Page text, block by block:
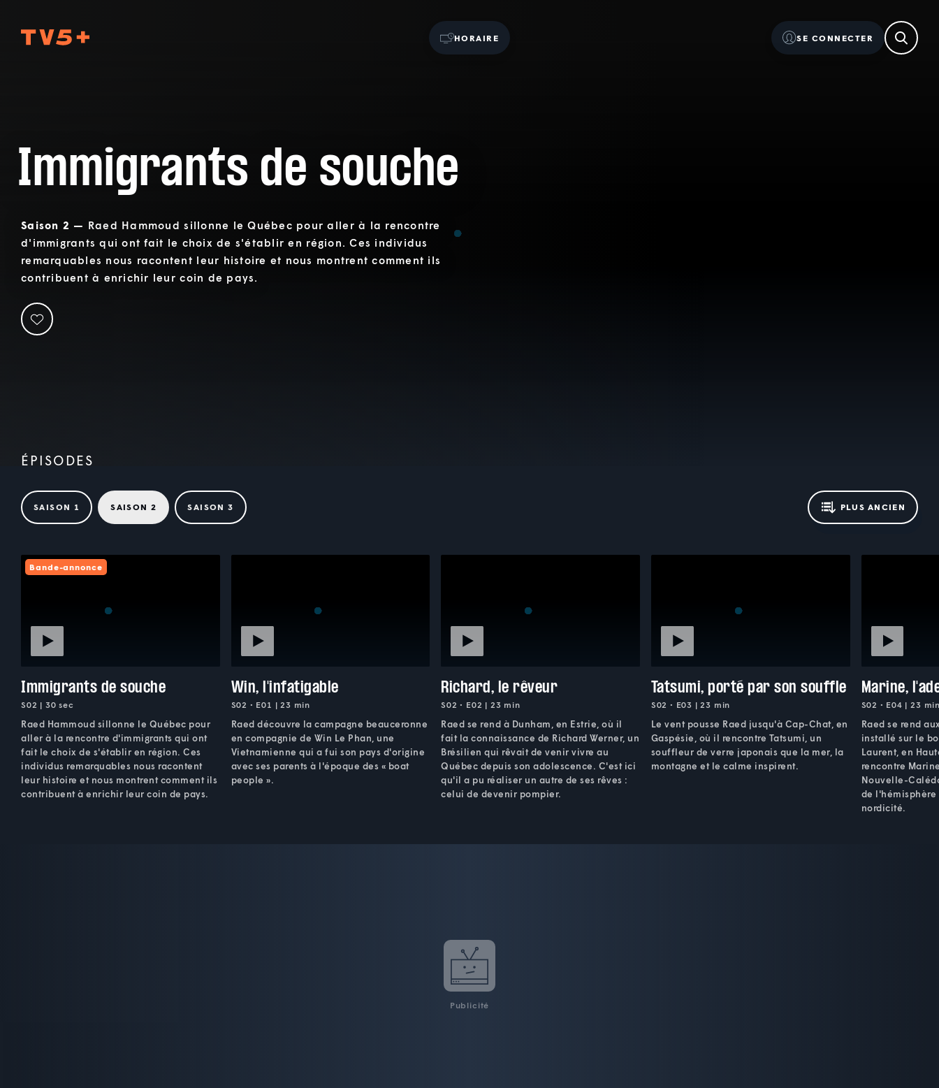
HORAIRE SE CONNECTER
Immigrants de souche
Saison 2 — Raed Hammoud sillonne le Québec pour aller à la rencontre
d'immigrants qui ont fait le choix de s'établir en région. Ces individus
remarquables nous racontent leur histoire et nous montrent comment ils
contribuent à enrichir leur coin de pays.
ÉPISODES
SAISON 1 SAISON 2 SAISON 3 PLUS ANCIEN
Bande-annonce
Immigrants de souche
S02 | 30 sec
Raed Hammoud sillonne le Québec pour
aller à la rencontre d'immigrants qui ont
fait le choix de s'établir en région. Ces
individus remarquables nous racontent
leur histoire et nous montrent comment ils
contribuent à enrichir leur coin de pays.
Win, l'infatigable
S02 • E01 | 23 min
Raed découvre la campagne beauceronne
en compagnie de Win Le Phan, une
Vietnamienne qui a fui son pays d'origine
avec ses parents à l'époque des « boat
people ».
Richard, le rêveur
S02 • E02 | 23 min
Raed se rend à Dunham, en Estrie, où il
fait la connaissance de Richard Werner, un
Brésilien qui rêvait de venir vivre au
Québec depuis son adolescence. C'est ici
qu'il a pu réaliser un autre de ses rêves :
celui de devenir pompier.
Tatsumi, porté par son souffle
S02 • E03 | 23 min
Le vent pousse Raed jusqu'à Cap-Chat, en
Gaspésie, où il rencontre Tatsumi, un
souffleur de verre japonais que la mer, la
montagne et le calme inspirent.
Marine,
S02 • E04 | 23
Raed se rend
installé sur le
Laurent, en
rencontre
Nouvelle-
de l'hémisphère
nordicité.
Publicité